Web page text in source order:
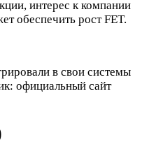
интерес к компании
обеспечить рост FET.
в свои системы
официальный сайт